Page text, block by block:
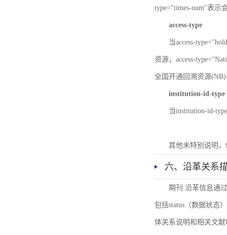
type="times-num"表示
access-type
当access-
资源，access-
全国开通回溯资源(NB)
institution-id-type
当institution-id-
其他未特别说明
六、沿革关系
期刊 沿革信息通
包括status（数据状态
体关系说明和相关文